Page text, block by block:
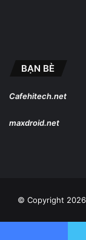
BẠN BÈ
Cafehitech.net
maxdroid.net
© Copyright